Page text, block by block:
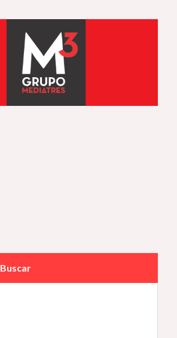
Buscar